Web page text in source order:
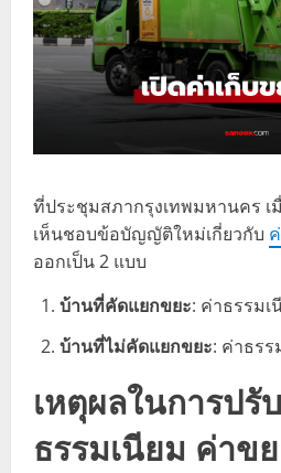
ที่ประชุมสภากรุงเทพมหานคร เ
เห็นชอบข้อบัญญัติใหม่เกี่ยวกับ
ออกเป็น 2 แบบ
บ้านที่คัดแยกขยะ: ค่าธรรมเ
บ้านที่ไม่คัดแยกขยะ: ค่าธรร
เหตุผลในการปรั
ธรรมเนียม ค่าข